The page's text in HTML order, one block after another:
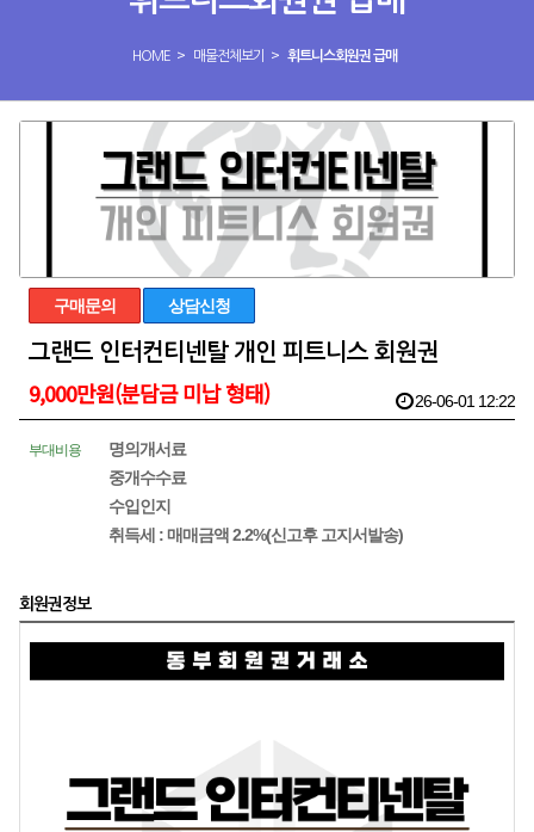
HOME > 매물전체보기 > 휘트니스회원권 급매
구매문의 상담신청
그랜드 인터컨티넨탈 개인 피트니스 회원권
9,000만원(분담금 미납 형태)
부대비용
명의개서료
중개수수료
수입인지
취득세 : 매매금액 2.2%(신고후 고지서발송)
26-06-01 12:22
회원권정보